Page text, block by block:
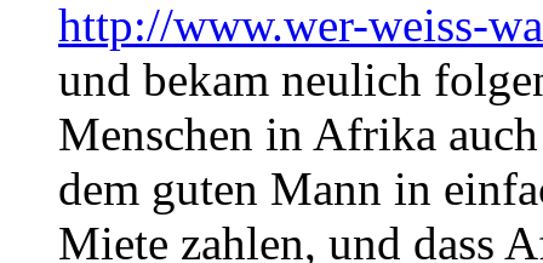
http://www.wer-weiss-
und bekam neulich
Menschen in Afrika
dem guten Mann in
Miete zahlen, und dass